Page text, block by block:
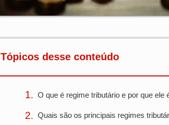
Tópicos desse conteúdo
O que é regime tributário e por que ele
Quais são os principais regimes